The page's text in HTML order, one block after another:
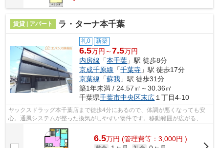
賃貸 | アパート ラ・ターナ本千葉
礼0 新築
6.5万円～7.5万円
内房線 「本千葉 」駅 徒歩8分
京成千原線 「千葉寺 」駅 徒歩17分
京葉線 「蘇我 」駅 徒歩31分
築1年未満 / 24.57㎡～30.36㎡
千葉県千葉市中央区末広 １丁目4-10
ヤックスドラッグ本千葉店まで徒歩4分にあるので、体調が悪くなっても安
心。通風システムが整った換気がしやすい物件です。移動範囲が広がる、3
駅以上利用可能な物件です。新着情報：...
6.5万円 (管理費等：3,000円 )